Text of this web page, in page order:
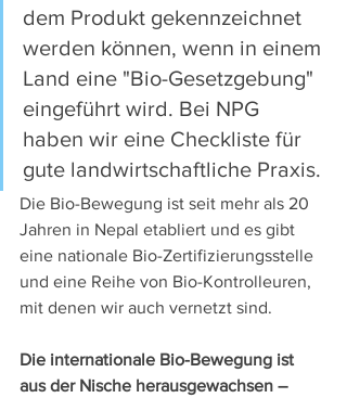
dem Produkt gekennzeichnet
werden können, wenn in einem
Land eine "Bio-Gesetzgebung"
eingeführt wird. Bei NPG
haben wir eine Checkliste für
gute landwirtschaftliche Praxis.
Die Bio-Bewegung ist seit mehr als 20
Jahren in Nepal etabliert und es gibt
eine nationale Bio-Zertifizierungsstelle
und eine Reihe von Bio-Kontrolleuren,
mit denen wir auch vernetzt sind.
Die internationale Bio-Bewegung ist
aus der Nische herausgewachsen –